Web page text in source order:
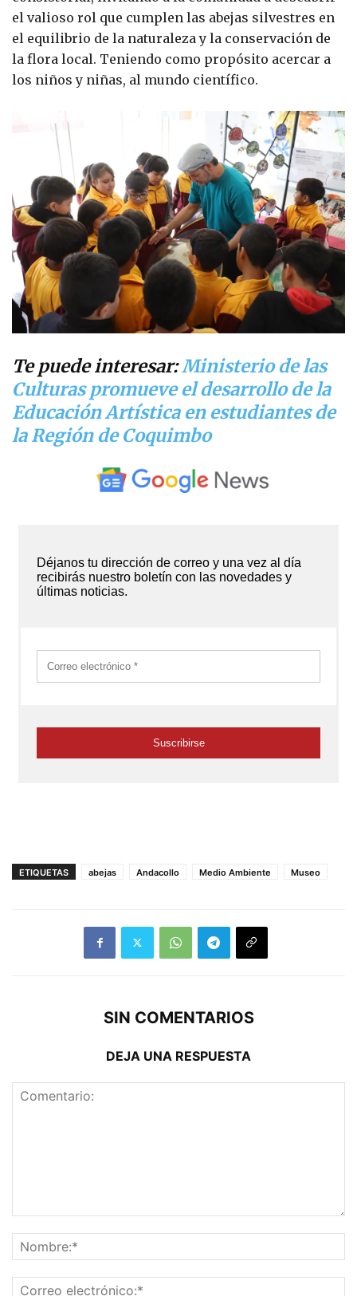
el valioso rol que cumplen las abejas silvestres en
el equilibrio de la naturaleza y la conservación de
la flora local. Teniendo como propósito acercar a
los niños y niñas, al mundo científico.
Te puede interesar:Ministerio de las
Culturas promueve el desarrollo de la
Educación Artística en estudiantes de
la Región de Coquimbo
ETIQUETAS abejas Andacollo Medio Ambiente Museo
SIN COMENTARIOS
DEJA UNA RESPUESTA